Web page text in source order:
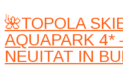
🌺TOPOLA
AQUAPARK 4*
NEUITAT IN